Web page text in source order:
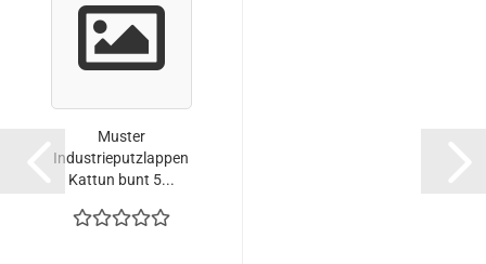
Muster
Industrieputzlappen
Kattun bunt 5...